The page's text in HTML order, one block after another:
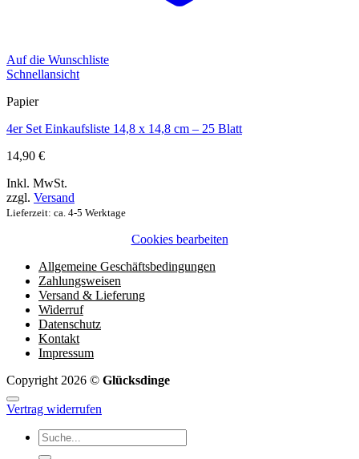
Auf die Wunschliste
Schnellansicht
Papier
4er Set Einkaufsliste 14,8 x 14,8 cm – 25 Blatt
14,90 €
Inkl. MwSt.
zzgl. Versand
Lieferzeit: ca. 4-5 Werktage
Cookies bearbeiten
Allgemeine Geschäftsbedingungen
Zahlungsweisen
Versand & Lieferung
Widerruf
Datenschutz
Kontakt
Impressum
Copyright 2026 © Glücksdinge
Vertrag widerrufen
Suchen
nach: